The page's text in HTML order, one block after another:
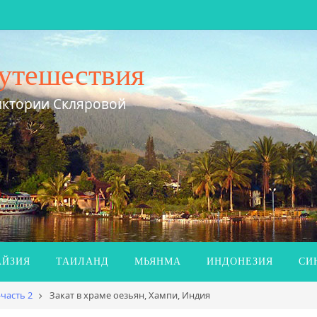
Скляровой
ТАИЛАНД МЬЯНМА ИНДОНЕЗИЯ
2 Закат в храме оезьян, Хампи, Индия